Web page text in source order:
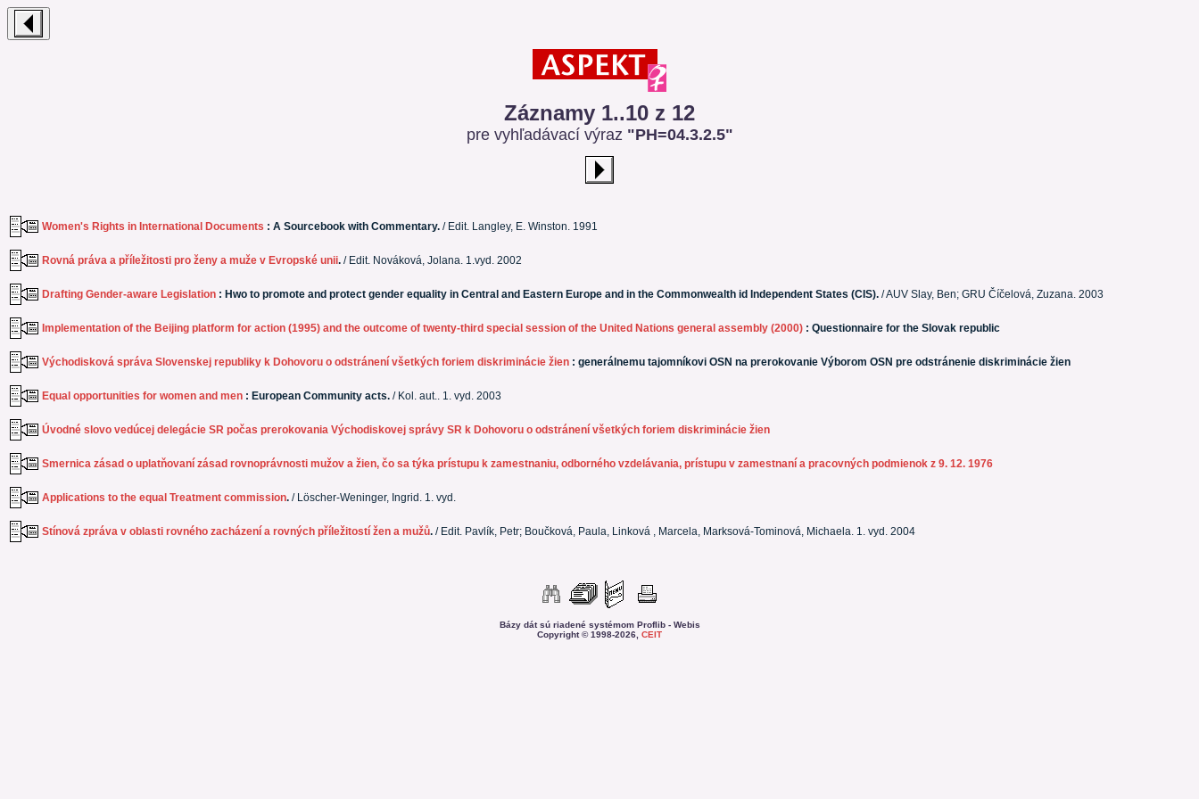
Záznamy 1..10 z 12
pre vyhľadávací výraz "PH=04.3.2.5"
Women's Rights in International Documents : A Sourcebook with Commentary. / Edit. Langley, E. Winston. 1991
Rovná práva a příležitosti pro ženy a muže v Evropské unii. / Edit. Nováková, Jolana. 1.vyd. 2002
Drafting Gender-aware Legislation : Hwo to promote and protect gender equality in Central and Eastern Europe and in the Commonwealth id Independent States (CIS). / AUV Slay, Ben; GRU Číčelová, Zuzana. 2003
Implementation of the Beijing platform for action (1995) and the outcome of twenty-third special session of the United Nations general assembly (2000) : Questionnaire for the Slovak republic
Východisková správa Slovenskej republiky k Dohovoru o odstránení všetkých foriem diskriminácie žien : generálnemu tajomníkovi OSN na prerokovanie Výborom OSN pre odstránenie diskriminácie žien
Equal opportunities for women and men : European Community acts. / Kol. aut.. 1. vyd. 2003
Úvodné slovo vedúcej delegácie SR počas prerokovania Východiskovej správy SR k Dohovoru o odstránení všetkých foriem diskriminácie žien
Smernica zásad o uplatňovaní zásad rovnoprávnosti mužov a žien, čo sa týka prístupu k zamestnaniu, odborného vzdelávania, prístupu v zamestnaní a pracovných podmienok z 9. 12. 1976
Applications to the equal Treatment commission. / Löscher-Weninger, Ingrid. 1. vyd.
Stínová zpráva v oblasti rovného zacházení a rovných příležitostí žen a mužů. / Edit. Pavlík, Petr; Boučková, Paula, Linková , Marcela, Marksová-Tominová, Michaela. 1. vyd. 2004
Bázy dát sú riadené systémom Proflib - Webis
Copyright © 1998-2026, CEIT